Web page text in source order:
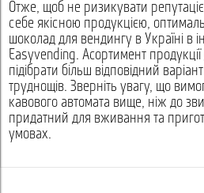
Отже, щоб не ризикувати
себе якісною продукцією,
шоколад для вендингу в Україні в
Easyvending. Асортимент
підібрати більш відповідний
труднощів. Зверніть увагу, що
кавового автомата вище, ніж до
придатний для вживання та
умовах.